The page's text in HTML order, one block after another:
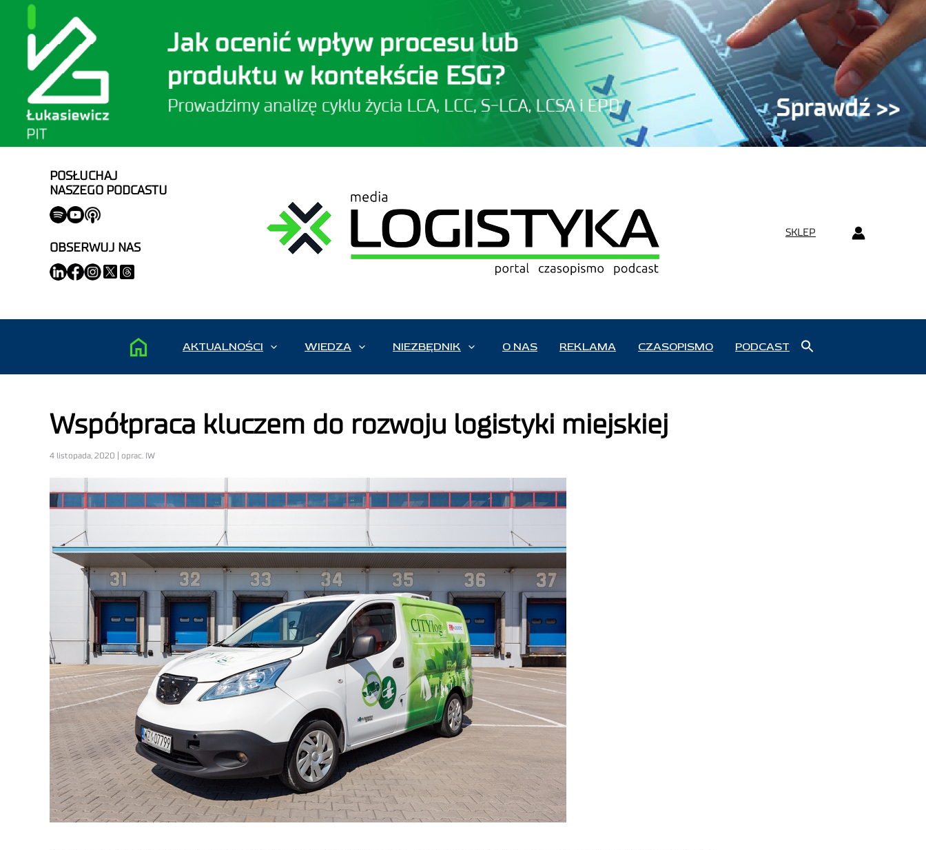
POSŁUCHAJ
NASZEGO PODCASTU
OBSERWUJ NAS
SKLEP
AKTUALNOŚCI WIEDZA NIEZBĘDNIK O NAS REKLAMA CZASOPISMO PODCAST
Współpraca kluczem do rozwoju logistyki miejskiej
4 listopada, 2020 | oprac. IW